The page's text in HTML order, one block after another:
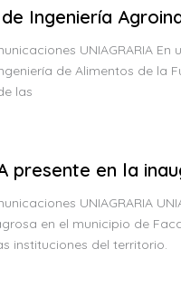
Ingeniería
UNIAGRARIA
de Alimentos de la
las
presente en la
UNIAGRARIA
en el municipio de
instituciones del territorio.